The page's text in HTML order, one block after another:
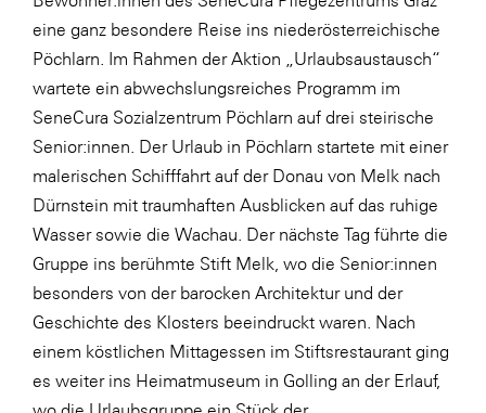
Lidl Österreich
Die Menü-Manufaktur
MTH Retail Group
OMV
OptimaMed
PHH Rechtsanwält:innen
Primark
Salesforce
sebamed
eine ganz besondere Reise ins niederösterreichische
Pöchlarn. Im Rahmen der Aktion „Urlaubsaustausch“
wartete ein abwechslungsreiches Programm im
SeneCura Sozialzentrum Pöchlarn auf drei steirische
Senior:innen. Der Urlaub in Pöchlarn startete mit einer
malerischen Schifffahrt auf der Donau von Melk nach
Dürnstein mit traumhaften Ausblicken auf das ruhige
Wasser sowie die Wachau. Der nächste Tag führte die
Gruppe ins berühmte Stift Melk, wo die Senior:innen
besonders von der barocken Architektur und der
Geschichte des Klosters beeindruckt waren. Nach
einem köstlichen Mittagessen im Stiftsrestaurant ging
es weiter ins Heimatmuseum in Golling an der Erlauf,